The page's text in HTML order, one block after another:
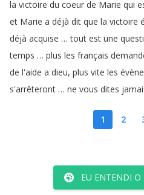
la victoire du coeur de Marie qui
et Marie a déjà dit que la victoire
déjà acquise …tout est une
temps … plus les français
de l'aide a dieu, plus vite les
s'arrêteront … ne vous dites
1 2
EU ENTENDI O